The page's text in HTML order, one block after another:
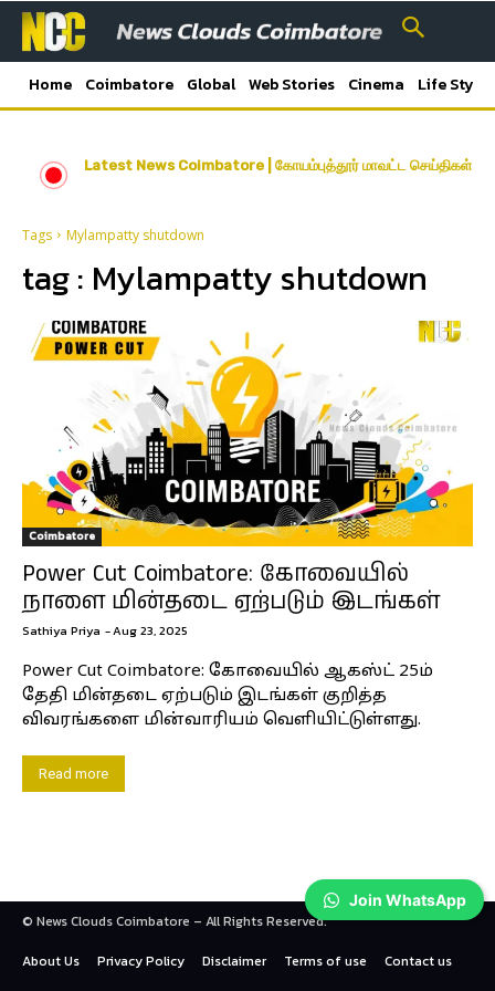
Home Coimbatore Global Web Stories Cinema Life Style
Latest News Coimbatore | கோயம்புத்தூர் மாவட்ட செய்திகள்
Tags Mylampatty shutdown
tag : Mylampatty shutdown
Coimbatore
Power Cut Coimbatore: கோவையில்
நாளை மின்தடை ஏற்படும் இடங்கள்
Sathiya Priya -Aug 23, 2025
Power Cut Coimbatore: கோவையில் ஆகஸ்ட் 25ம்
தேதி மின்தடை ஏற்படும் இடங்கள் குறித்த
விவரங்களை மின்வாரியம் வெளியிட்டுள்ளது.
Read more
© News Clouds Coimbatore – All Rights Reserved.
About Us
Privacy Policy Disclaimer Terms of use Contact us
Join WhatsApp